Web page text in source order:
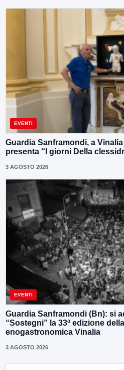
EVENTI
Guardia Sanframondi, a
presenta “I giorni Della
3 AGOSTO 2026
EVENTI
Guardia Sanframondi (Bn): si
“Sostegni” la 33ª edizione
enogastronomica Vinalia
3 AGOSTO 2026